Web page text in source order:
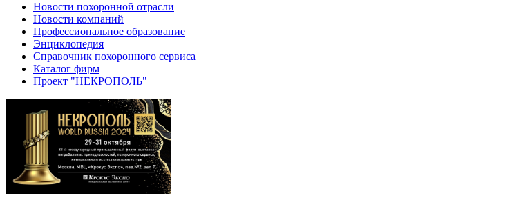
Новости похоронной отрасли
Новости компаний
Профессиональное образование
Энциклопедия
Справочник похоронного сервиса
Каталог фирм
Проект "НЕКРОПОЛЬ"